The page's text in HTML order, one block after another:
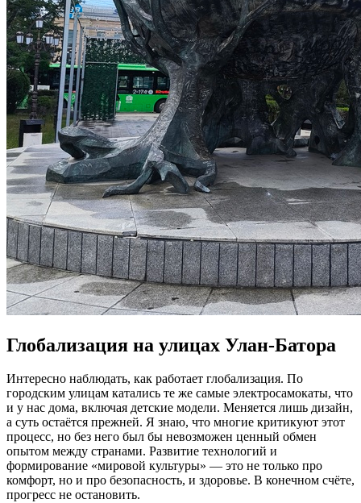
Глобализация на улицах Улан-Батора
Интересно наблюдать, как работает глобализация. По
городским улицам катались те же самые электросамокаты, что
и у нас дома, включая детские модели. Меняется лишь дизайн,
а суть остаётся прежней. Я знаю, что многие критикуют этот
процесс, но без него был бы невозможен ценный обмен
опытом между странами. Развитие технологий и
формирование «мировой культуры» — это не только про
комфорт, но и про безопасность, и здоровье. В конечном счёте,
прогресс не остановить.